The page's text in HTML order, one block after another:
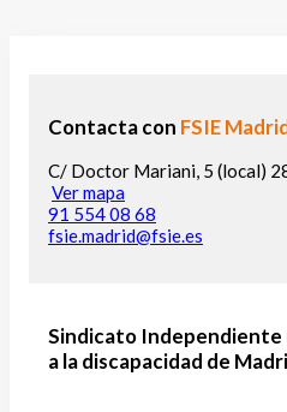
Contacta con FSIE
C/ Doctor Mariani, 5 (local)
Ver mapa
91 554 08 68
fsie.madrid@fsie.es
Sindicato Independiente
a la discapacidad de